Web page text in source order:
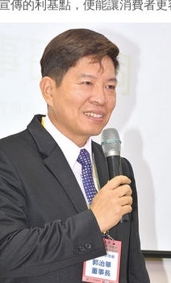
的利基點，便能讓消費者